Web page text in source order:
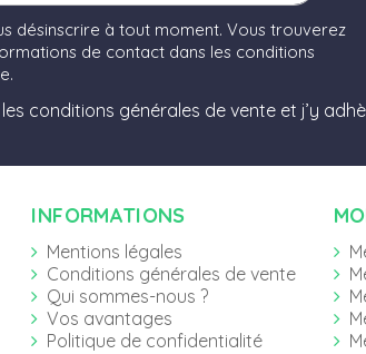
désinscrire à tout moment. Vous trouverez
de contact dans les conditions
conditions générales de vente et j’y
INFORMATIONS
Mentions légales
Conditions générales de vente
Qui sommes-nous ?
Vos avantages
Politique de confidentialité